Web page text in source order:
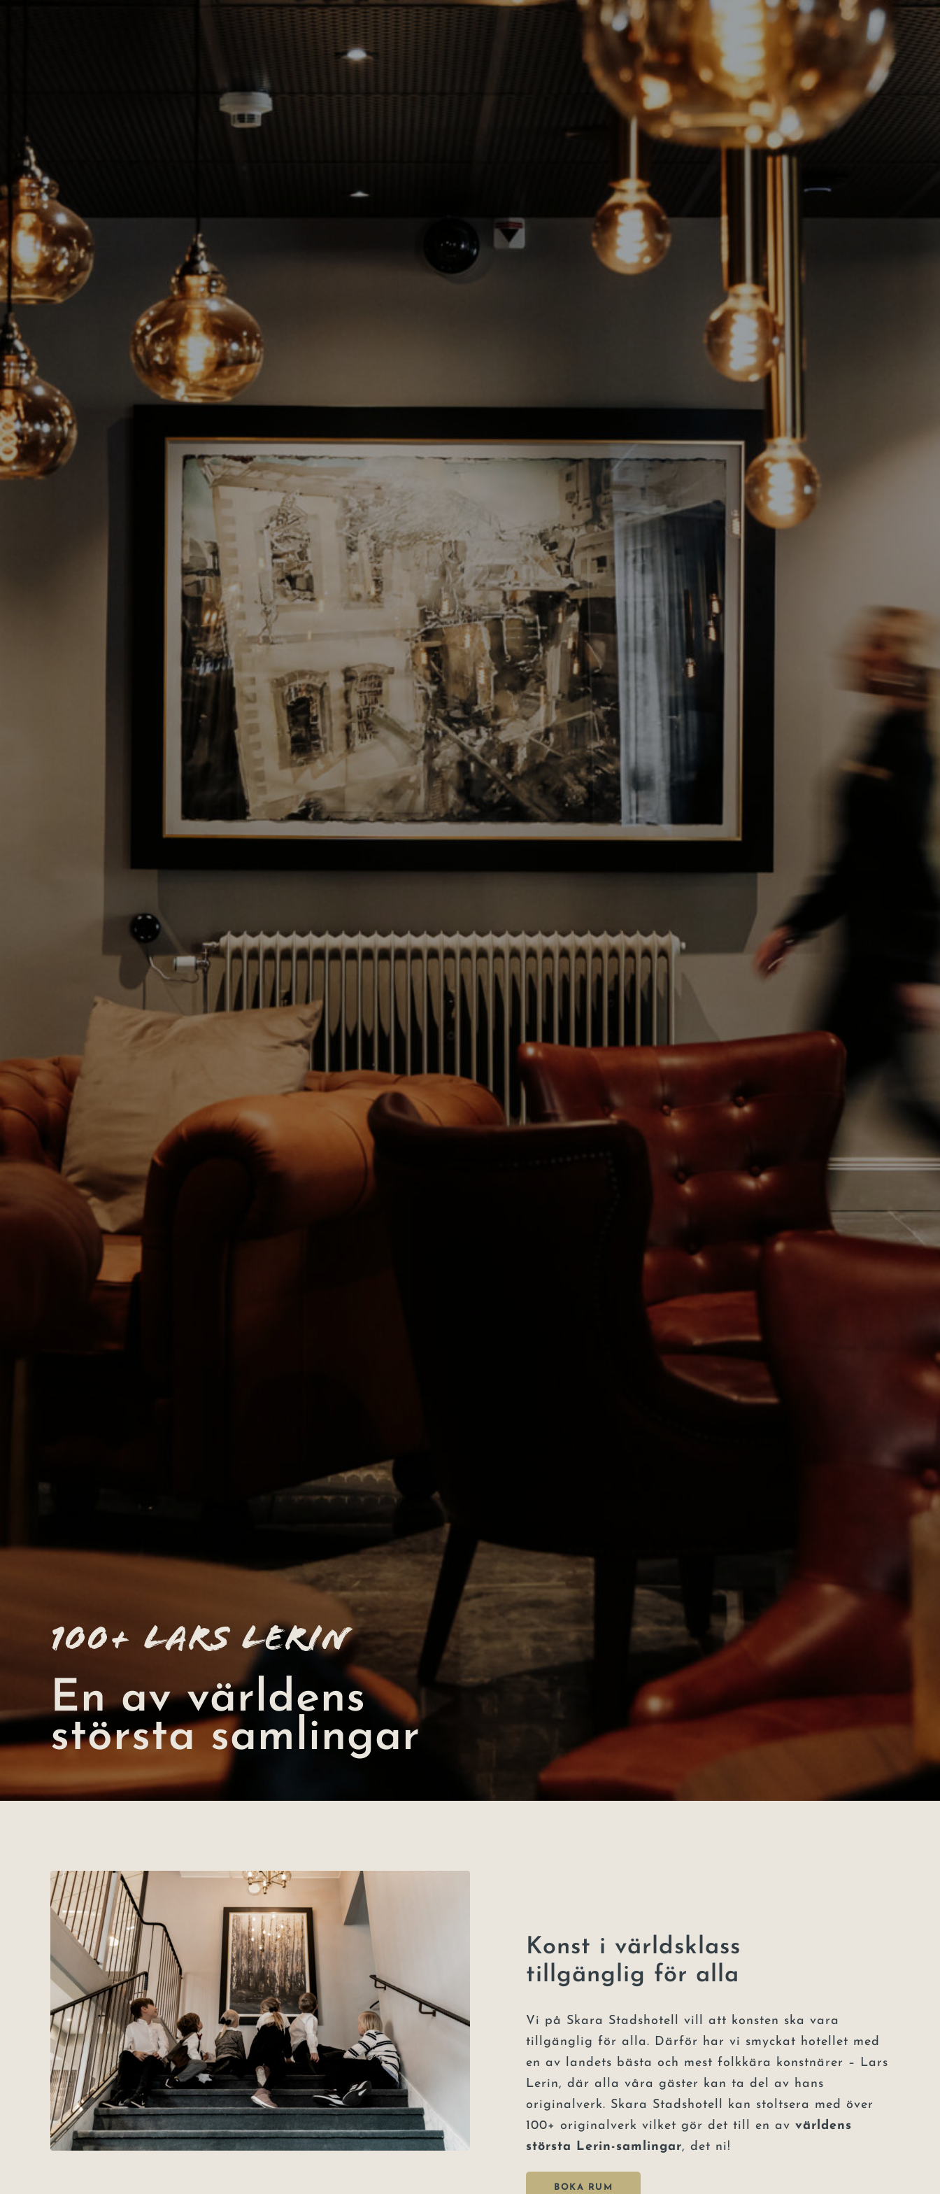
100+ Lars Lerin
En av världens
största samlingar
Konst i världsklass
tillgänglig för alla
Vi på Skara Stadshotell vill att konsten ska vara
tillgänglig för alla. Därför har vi smyckat hotellet med
en av landets bästa och mest folkkära konstnärer – Lars
Lerin, där alla våra gäster kan ta del av hans
originalverk. Skara Stadshotell kan stoltsera med över
100+ originalverk vilket gör det till en av världens
största Lerin-samlingar, det ni!
BOKA RUM